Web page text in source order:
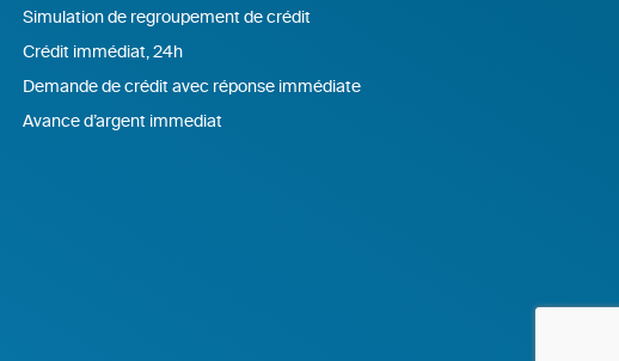
Simulation de regroupement de crédit
Crédit immédiat, 24h
Demande de crédit avec réponse immédiate
Avance d’argent immediat